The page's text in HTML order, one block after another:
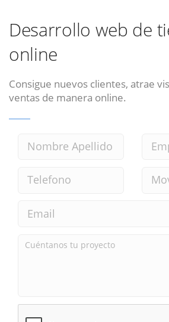
Desarrollo web de
online
Consigue nuevos clientes, atrae
ventas de manera online.